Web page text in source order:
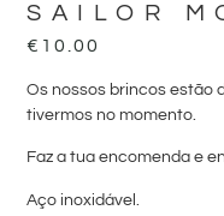
SAILOR
€ 10.00
Os nossos brincos estão
tivermos no momento.
Faz a tua encomenda e
Aço inoxidável.